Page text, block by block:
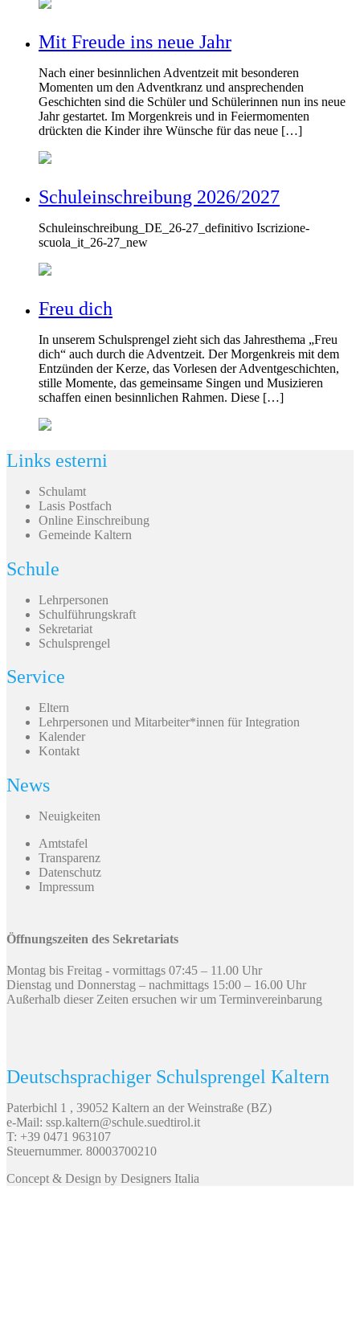
Mit Freude ins neue Jahr
Nach einer besinnlichen Adventzeit mit besonderen
Momenten um den Adventkranz und ansprechenden
Geschichten sind die Schüler und Schülerinnen nun ins neue
Jahr gestartet. Im Morgenkreis und in Feiermomenten
drückten die Kinder ihre Wünsche für das neue […]
Schuleinschreibung 2026/2027
Schuleinschreibung_DE_26-27_definitivo Iscrizione-
scuola_it_26-27_new
Freu dich
In unserem Schulsprengel zieht sich das Jahresthema „Freu
dich“ auch durch die Adventzeit. Der Morgenkreis mit dem
Entzünden der Kerze, das Vorlesen der Adventgeschichten,
stille Momente, das gemeinsame Singen und Musizieren
schaffen einen besinnlichen Rahmen. Diese […]
Links esterni
Schulamt
Lasis Postfach
Online Einschreibung
Gemeinde Kaltern
Schule
Lehrpersonen
Schulführungskraft
Sekretariat
Schulsprengel
Service
Eltern
Lehrpersonen und Mitarbeiter*innen für Integration
Kalender
Kontakt
News
Neuigkeiten
Amtstafel
Transparenz
Datenschutz
Impressum
Öffnungszeiten des Sekretariats
Montag bis Freitag - vormittags 07:45 – 11.00 Uhr
Dienstag und Donnerstag – nachmittags 15:00 – 16.00 Uhr
Außerhalb dieser Zeiten ersuchen wir um Terminvereinbarung
Deutschsprachiger Schulsprengel Kaltern
Paterbichl 1 , 39052 Kaltern an der Weinstraße (BZ)
e-Mail: ssp.kaltern@schule.suedtirol.it
T: +39 0471 963107
Steuernummer. 80003700210
Concept & Design by Designers Italia